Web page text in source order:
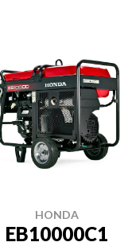
HONDA
EB10000C1